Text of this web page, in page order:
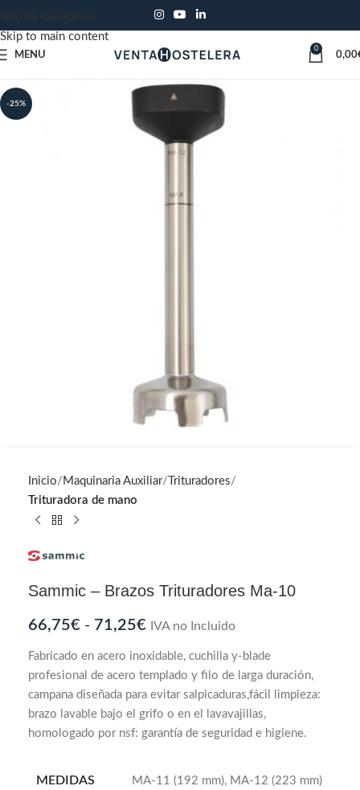
Skip to navigation
Skip to main content
MENU
0
0,00
-25%
Inicio Maquinaria Auxiliar
Trituradores
Trituradora de mano
Sammic – Brazos Trituradores Ma-10
66,75€ - 71,25€ IVA no Incluido
Fabricado en acero inoxidable, cuchilla y-blade
profesional de acero templado y filo de larga duración,
campana diseñada para evitar salpicaduras,fácil limpieza:
brazo lavable bajo el grifo o en el lavavajillas,
homologado por nsf: garantía de seguridad e higiene.
MEDIDAS MA-11 (192 mm), MA-12 (223 mm)